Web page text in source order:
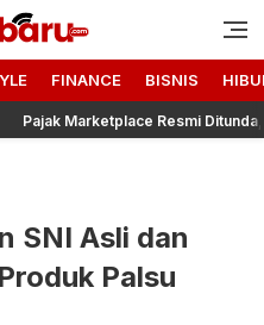
dan
FINANCE BISNIS
Resmi Ditunda, Menkeu
SNI Asli dan
Palsu